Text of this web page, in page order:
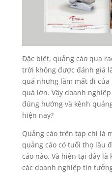
Đặc biệt, quảng cáo qua
trời không được đánh giá
quả nhưng làm mất đi
quá lớn. Vậy doanh
đúng hướng và kênh
hiện nay?
Quảng cáo trên tạp chí là
quảng cáo có tuổi thọ lâu
cáo nào. Và hiện tại đây
các doanh nghiệp tin